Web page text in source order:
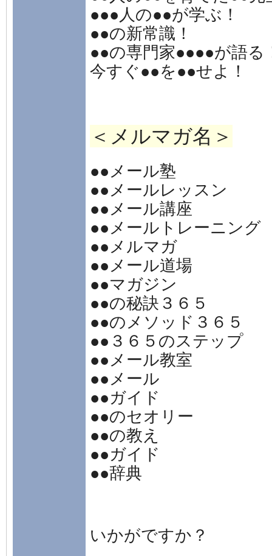
●●●人の●●が学ぶ！
●●の新常識！
●●の専門家●●●●が語る
今すぐ●●を●●せよ！
＜メルマガ名＞
●●メール塾
●●メールレッスン
●●メール講座
●●メールトレーニング
●●メルマガ
●●メール道場
●●マガジン
●●の秘訣３６５
●●のメソッド３６５
●●３６５のステップ
●●メール教室
●●メール
●●ガイド
●●のセオリー
●●の教え
●●ガイド
●●辞典
いかがですか？